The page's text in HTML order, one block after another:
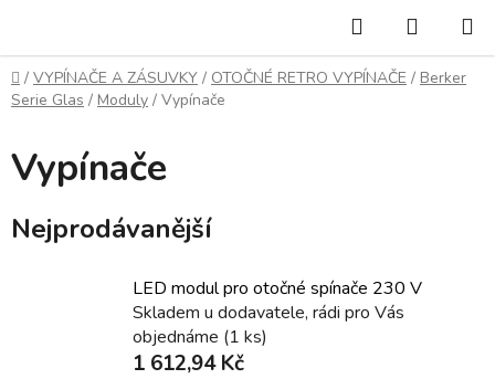
obsah
Hledat
KOŠÍK
Domů
/ VYPÍNAČE A ZÁSUVKY / OTOČNÉ RETRO VYPÍNAČE / Berker
Serie Glas / Moduly / Vypínače
Vypínače
Nejprodávanější
LED modul pro otočné spínače 230 V
Skladem u dodavatele, rádi pro Vás
objednáme (1 ks)
1 612,94 Kč